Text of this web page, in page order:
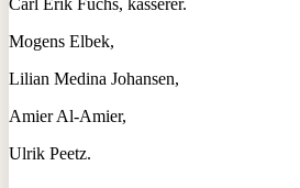
Mogens Elbek,
Lilian Medina Johansen,
Amier Al-Amier,
Ulrik Peetz.